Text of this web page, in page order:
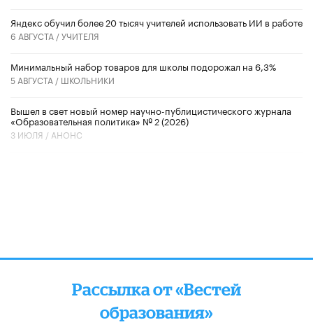
​Яндекс обучил более 20 тысяч учителей использовать ИИ в работе
6 АВГУСТА /УЧИТЕЛЯ
Минимальный набор товаров для школы подорожал на 6,3%
5 АВГУСТА / ШКОЛЬНИКИ
Вышел в свет новый номер научно-публицистического журнала
«Образовательная политика» № 2 (2026)
3 ИЮЛЯ / АНОНС
Рассылка от «Вестей
образования»